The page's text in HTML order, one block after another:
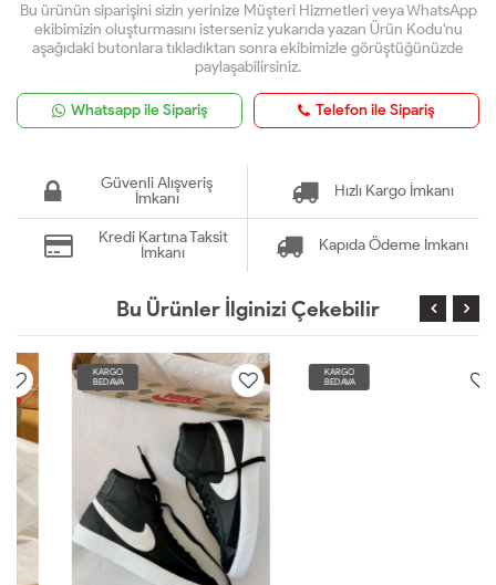
Bu ürünün siparişini sizin yerinize Müşteri Hizmetleri veya WhatsApp
ekibimizin oluşturmasını isterseniz yukarıda yazan Ürün Kodu'nu
aşağıdaki butonlara tıkladıktan sonra ekibimizle görüştüğünüzde
paylaşabilirsiniz.
Whatsapp ile Sipariş Telefon ile Sipariş
Güvenli Alışveriş
İmkanı
Hızlı Kargo İmkanı
Kredi Kartına Taksit
İmkanı
Kapıda Ödeme İmkanı
Bu Ürünler İlginizi Çekebilir
KARGO
BEDAVA